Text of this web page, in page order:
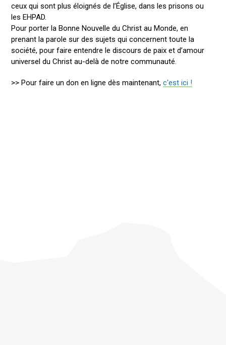
ceux qui sont plus éloignés de l’Église, dans les prisons ou
les EHPAD.
Pour porter la Bonne Nouvelle du Christ au Monde, en
prenant la parole sur des sujets qui concernent toute la
société, pour faire entendre le discours de paix et d’amour
universel du Christ au-delà de notre communauté.
>> Pour faire un don en ligne dès maintenant,c'est ici !